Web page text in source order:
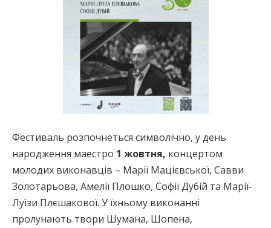
Фестиваль розпочнеться символічно, у день
народження маестро 1 жовтня, концертом
молодих виконавців – Марії Мацієвської, Савви
Золотарьова, Амелії Плошко, Софії Дубій та Марії-
Луїзи Плєшакової. У їхньому виконанні
пролунають твори Шумана, Шопена,